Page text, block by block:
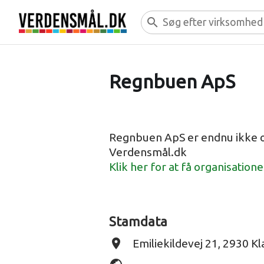
search
Regnbuen ApS
Regnbuen ApS er endnu ikke
Verdensmål.dk
Klik her for at få
Stamdata
place Emiliekildevej 21, 2930